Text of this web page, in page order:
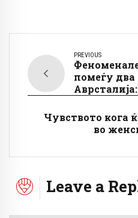
PREVIOUS
помеѓу два
Чувството кога
во
Leave a